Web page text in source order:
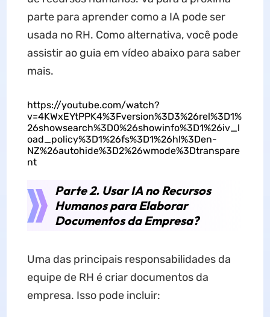
parte para aprender como a IA pode ser
usada no RH. Como alternativa, você pode
assistir ao guia em vídeo abaixo para saber
mais.
https://youtube.com/watch?
v=4KWxEYtPPK4%3Fversion%3D3%26rel%3D1%
26showsearch%3D0%26showinfo%3D1%26iv_l
oad_policy%3D1%26fs%3D1%26hl%3Den-
NZ%26autohide%3D2%26wmode%3Dtranspare
nt
Parte 2. Usar IA no Recursos
Humanos para Elaborar
Documentos da Empresa?
Uma das principais responsabilidades da
equipe de RH é criar documentos da
empresa. Isso pode incluir: